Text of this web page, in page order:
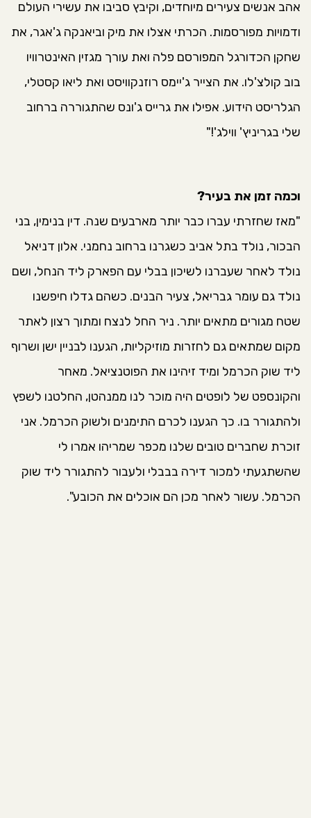
אהב אנשים צעירים מיוחדים, וקיבץ סביבו את עשירי העולם
ודמויות מפורסמות. הכרתי אצלו את מיק וביאנקה ג'אגר, את
שחקן הכדורגל המפורסם פלה ואת עורך מגזין האינטרוויו
בוב קולצ'לו. את הצייר ג'יימס רוזנקוויסט ואת ליאו קסטלי,
הגלריסט הידוע. אפילו את גרייס ג'ונס שהתגוררה ברחוב
שלי בגריניץ' ווילג'!"
וכמה זמן את בעיר?
"מאז שחזרתי עברו כבר יותר מארבעים שנה. דין בנימין, בני
הבכור, נולד בתל אביב כשגרנו ברחוב נחמני. אלון דניאל
נולד לאחר שעברנו לשיכון בבלי עם הפארק ליד הנחל, ושם
נולד גם עומר גבריאל, צעיר הבנים. כשהם גדלו חיפשנו
שטח מגורים מתאים יותר. ניר החל לנצח ומתוך רצון לאתר
מקום שמתאים גם לחזרות מוזיקליות, הגענו לבניין ישן ושרוף
ליד שוק הכרמל ומיד זיהינו את הפוטנציאל. מאחר
והקונספט של לופטים היה מוכר לנו ממנהטן, החלטנו לשפץ
ולהתגורר בו. כך הגענו לכרם התימנים ולשוק הכרמל. אני
זוכרת שחברים טובים שלנו מכפר שמריהו אמרו לי
שהשתגעתי למכור דירה בבבלי ולעבור להתגורר ליד שוק
הכרמל. עשור לאחר מכן הם אוכלים את הכובע".